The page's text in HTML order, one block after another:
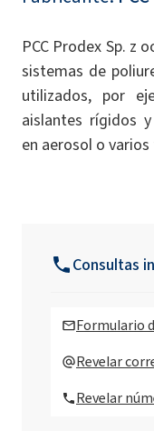
PCC Prodex Sp. z
sistemas de
utilizados, por
aislantes rígidos
en aerosol o
Consultas
Formulario
Revelar
Revelar